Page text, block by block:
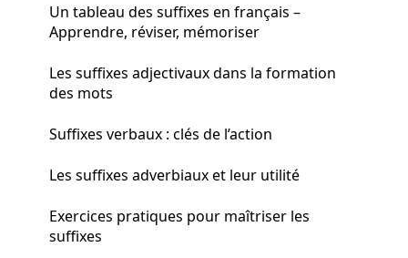
Un tableau des suffixes en français –
Apprendre, réviser, mémoriser
Les suffixes adjectivaux dans la formation
des mots
Suffixes verbaux : clés de l’action
Les suffixes adverbiaux et leur utilité
Exercices pratiques pour maîtriser les
suffixes